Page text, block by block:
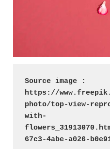
Source image :
https://
photo/top-view-
with-
67c3-4abe-a026-